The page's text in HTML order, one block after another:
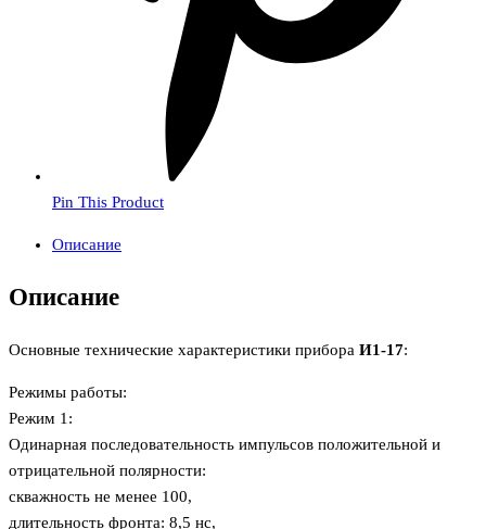
Pin This Product
Описание
Описание
Основные технические характеристики прибора И1-17:
Режимы работы:
Режим 1:
Одинарная последовательность импульсов положительной и
отрицательной полярности:
скважность не менее 100,
длительность фронта: 8,5 нс,